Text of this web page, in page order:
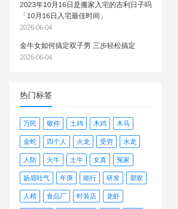
2023年10月16日是搬家入宅的吉利日子吗
「10月16日入宅最佳时间」
2026-06-04
金牛女如何搞定双子男 三步轻松搞定
2026-06-04
热门标签
万民 敬仰 土鸡 木鸡 木马
金蛇 四个人 火龙 受穷 水龙
人防 火牛 土牛 女真 冤家
扬眉吐气 年庚 能行 研发 塑胶
人精 食品厂 时装店 龙虾